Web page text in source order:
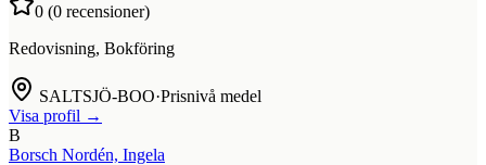
0 (0 recensioner)
Redovisning, Bokföring
SALTSJÖ-BOO·Prisnivå medel
Visa profil →
B
Borsch Nordén, Ingela